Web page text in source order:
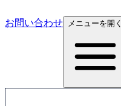
お問い合わせ メニューを開く